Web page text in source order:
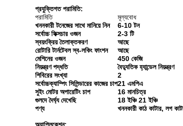
প্রযুক্তিগত পরামিতি:
পরামিতি
মূল্যবোধ
খননকারী টনেজের সাথে মানিয়ে নিন
6-10 টন
সর্বোচ্চ ফিক্সচার ওজন
2-3 টি
স্বয়ংক্রিয় তৈলাক্তকরণ
আছে
রোটারি টার্নটেবল স্ব-লকিং ফাংশন
আছে
মেশিনের ওজন
450 কেজি
নিয়ন্ত্রণ পদ্ধতি
বৈদ্যুতিক হ্যান্ডেল নিয়ন্ত্রণ
শিবিরের সংখ্যা
2
সর্বোচ্চক্যাম্পিং সিলিন্ডারের কাজের চাপ21 এমপিএ
সুইং মোটর অপারেটিং চাপ
16 মানচিত্র
গুলদে দৈর্ঘ্য দেখেছি
18 ইঞ্চি 21 ইঞ্চি
পণ্য
খননকারী কাঠ কাটার, লগ